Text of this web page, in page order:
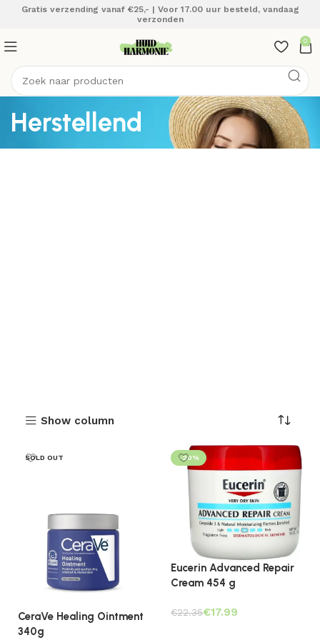
Gratis verzending vanaf €25,- | Voor 17.00 uur besteld, vandaag
verzonden
0
Herstellend
Show column
SOLD OUT
CeraVe Healing Ointment
340g
-20%
Eucerin Advanced Repair
Cream 454 g
€22.35€17.99